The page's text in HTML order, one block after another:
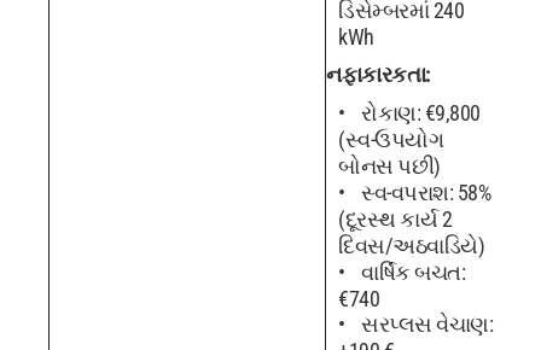
ડિસેમ્બરમાં 240
kWh
નફાકારકતા:
રોકાણ: €9,800
(સ્વ-ઉપયોગ
બોનસ પછી)
સ્વ-વપરાશ: 58%
(દૂરસ્થ કાર્ય 2
દિવસ/અઠવાડિયે)
વાર્ષિક બચત:
€740
સરપ્લસ વેચાણ: